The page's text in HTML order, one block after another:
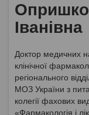
Іванівна
Доктор медичних
клінічної
регіонального
МОЗ України з
колегії фахових
«Фармакологія і